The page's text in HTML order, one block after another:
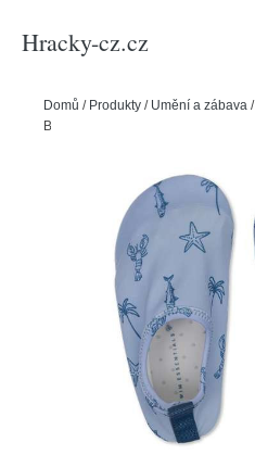
Hracky-cz.cz
Domů / Produkty / Umění a zábava /
Boty do vody Beach vel. 21 - 22